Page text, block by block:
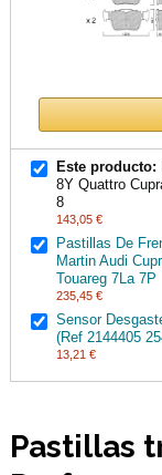
Este producto:
8Y Quattro
8
143,05 €
Pastillas De
Martin Audi
Touareg 7La 7P
235,45 €
Sensor
(Ref 2144405
13,21 €
Pastillas